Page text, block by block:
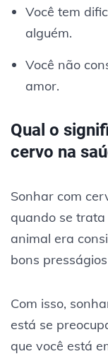
Você tem
alguém.
Você não
amor.
Qual o
cervo na
Sonhar com
quando se trata
animal era
bons
Com isso,
está se
que você está